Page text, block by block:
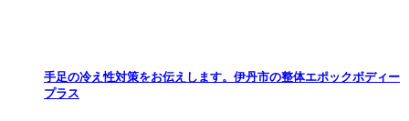
手足の冷え性対策をお伝えします。伊丹市の整体エポックボディー
プラス